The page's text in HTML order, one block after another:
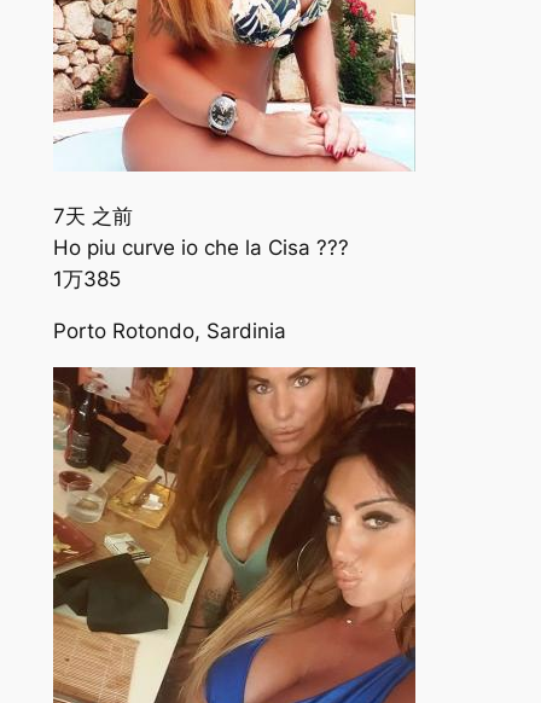
7天 之前
Ho piu curve io che la Cisa ???
1万385
Porto Rotondo, Sardinia